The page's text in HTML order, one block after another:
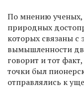
По мнению ученых,
природных
которых связаны
вымышленности
говорит и тот
точки был
отправлялись к